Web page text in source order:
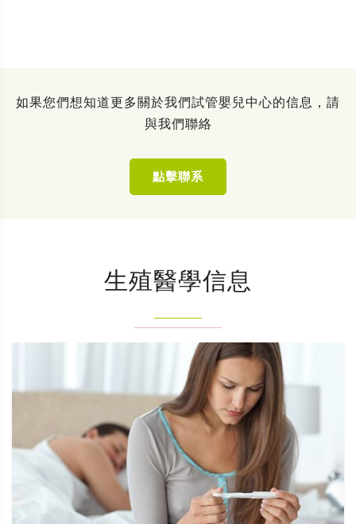
如果您們想知道更多關於我們試管嬰兒中心的信息，請
與我們聯絡
點擊聯系
生殖醫學信息